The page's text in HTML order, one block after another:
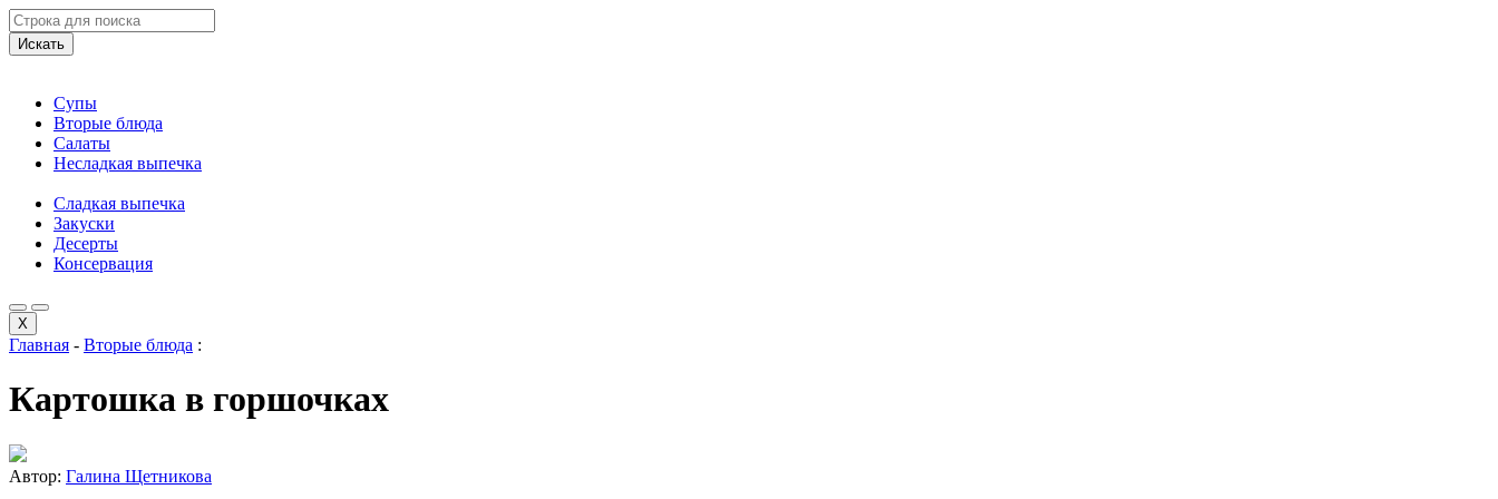
Искать
Супы
Вторые блюда
Салаты
Несладкая выпечка
Сладкая выпечка
Закуски
Десерты
Консервация
X
Главная - Вторые блюда :
Картошка в горшочках
Автор: Галина Щетникова